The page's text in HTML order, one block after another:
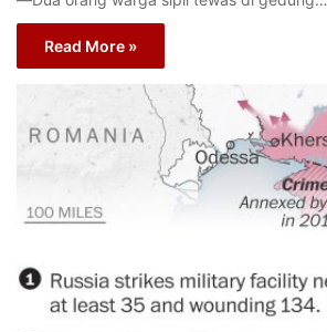
Read More »